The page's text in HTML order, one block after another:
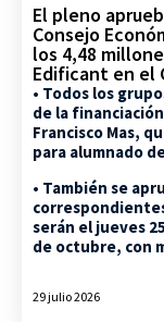
El pleno
Consejo
los 4,48
Edificant en el
• Todos los
de la
Francisco Mas,
para alumnado
• También se
serán el jueves
de octubre, con
29 julio 2026